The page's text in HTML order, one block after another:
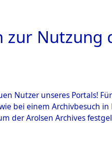
Nutzung
Nutzer unseres Portals!
bei einem Archivbesuch
der Arolsen Archives